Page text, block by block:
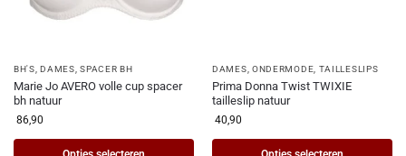
BH'S ,DAMES ,SPACER BH
Marie Jo AVERO volle cup spacer
bh natuur
86,90
DAMES ONDERMODE TAILLESLIPS
Prima Donna Twist TWIXIE
tailleslip natuur
40,90